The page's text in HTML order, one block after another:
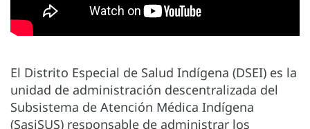
El Distrito Especial de Salud Indígena (DSEI) es la
unidad de administración descentralizada del
Subsistema de Atención Médica Indígena
(SasiSUS) responsable de administrar los